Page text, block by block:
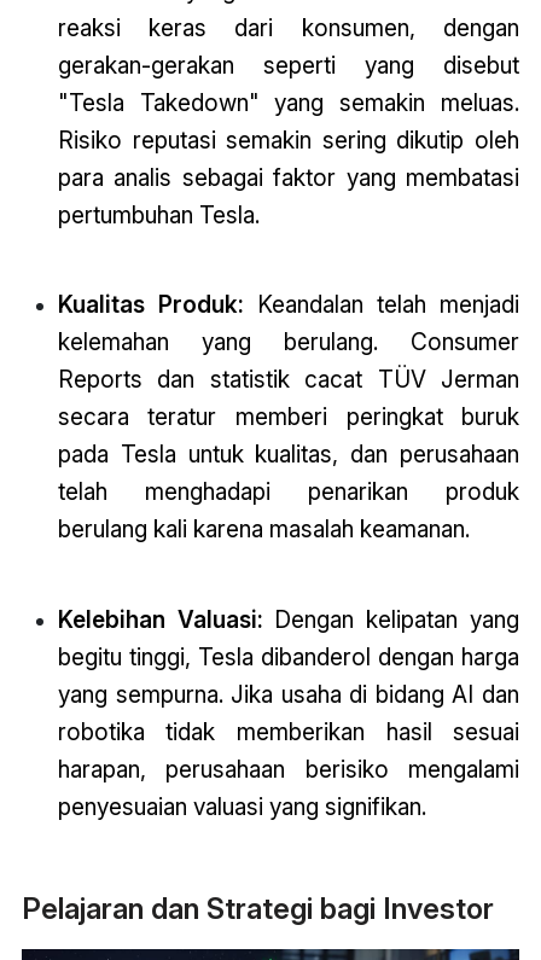
reaksi keras dari konsumen, dengan
gerakan-gerakan seperti yang disebut
"Tesla Takedown" yang semakin meluas.
Risiko reputasi semakin sering dikutip oleh
para analis sebagai faktor yang membatasi
pertumbuhan Tesla.
Kualitas Produk: Keandalan telah menjadi
kelemahan yang berulang. Consumer
Reports dan statistik cacat TÜV Jerman
secara teratur memberi peringkat buruk
pada Tesla untuk kualitas, dan perusahaan
telah menghadapi penarikan produk
berulang kali karena masalah keamanan.
Kelebihan Valuasi: Dengan kelipatan yang
begitu tinggi, Tesla dibanderol dengan harga
yang sempurna. Jika usaha di bidang AI dan
robotika tidak memberikan hasil sesuai
harapan, perusahaan berisiko mengalami
penyesuaian valuasi yang signifikan.
Pelajaran dan Strategi bagi Investor